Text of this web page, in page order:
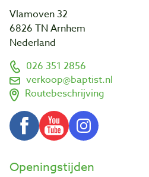
Vlamoven 32
6826 TN Arnhem
Nederland
026 351 2856
verkoop@baptist.nl
Routebeschrijving
Openingstijden